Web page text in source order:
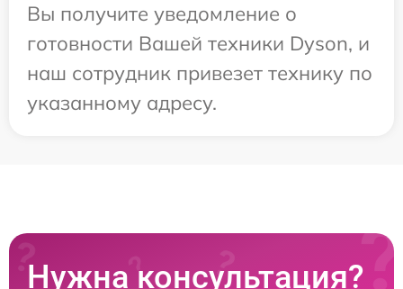
Вы получите уведомление о
готовности Вашей техники Dyson, и
наш сотрудник привезет технику по
указанному адресу.
Нужна консультация?